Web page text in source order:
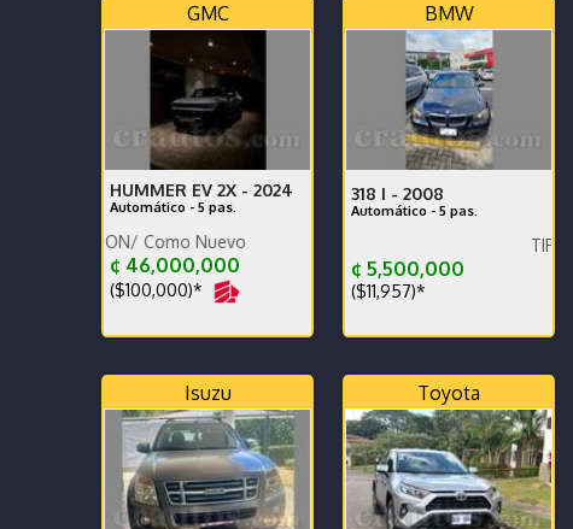
GMC
HUMMER EV 2X - 2024
Automático - 5 pas.
Como Nuevo
¢ 46,000,000
($100,000)*
BMW
318 I - 2008
Automático - 5 pas.
TIPO
¢ 5,500,000
($11,957)*
Isuzu Toyota